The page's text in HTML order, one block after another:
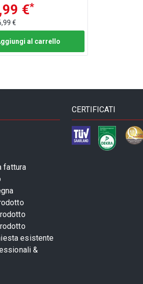
€*
€
al carrello
fattura
esistente
&
CERTIFICATI